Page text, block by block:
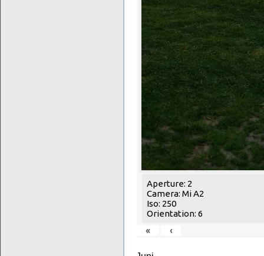
Aperture: 2
Camera: Mi A2
Iso: 250
Orientation: 6
«
‹